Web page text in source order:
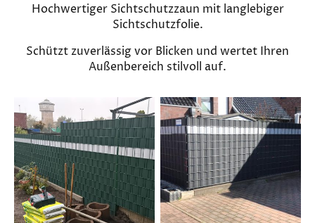
Hochwertiger Sichtschutzzaun mit langlebiger
Sichtschutzfolie.
Schützt zuverlässig vor Blicken und wertet Ihren
Außenbereich stilvoll auf.